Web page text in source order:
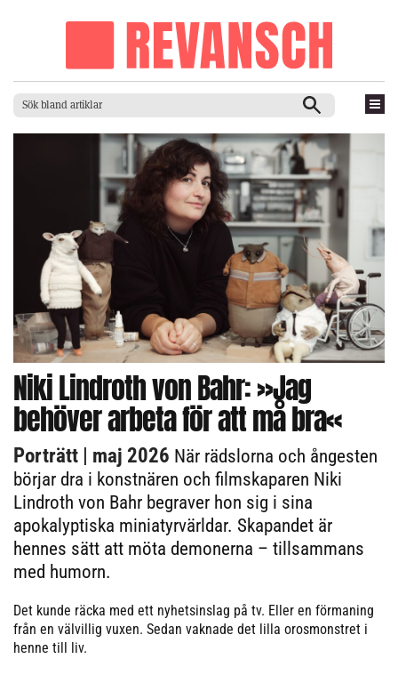
Niki Lindroth von Bahr: »Jag
behöver arbeta för att må bra«
Porträtt | maj 2026 När rädslorna och ångesten
börjar dra i konstnären och filmskaparen Niki
Lindroth von Bahr begraver hon sig i sina
apokalyptiska miniatyrvärldar. Skapandet är
hennes sätt att möta demonerna – tillsammans
med humorn.
Det kunde räcka med ett nyhetsinslag på tv. Eller en förmaning
från en välvillig vuxen. Sedan vaknade det lilla orosmonstret i
henne till liv.